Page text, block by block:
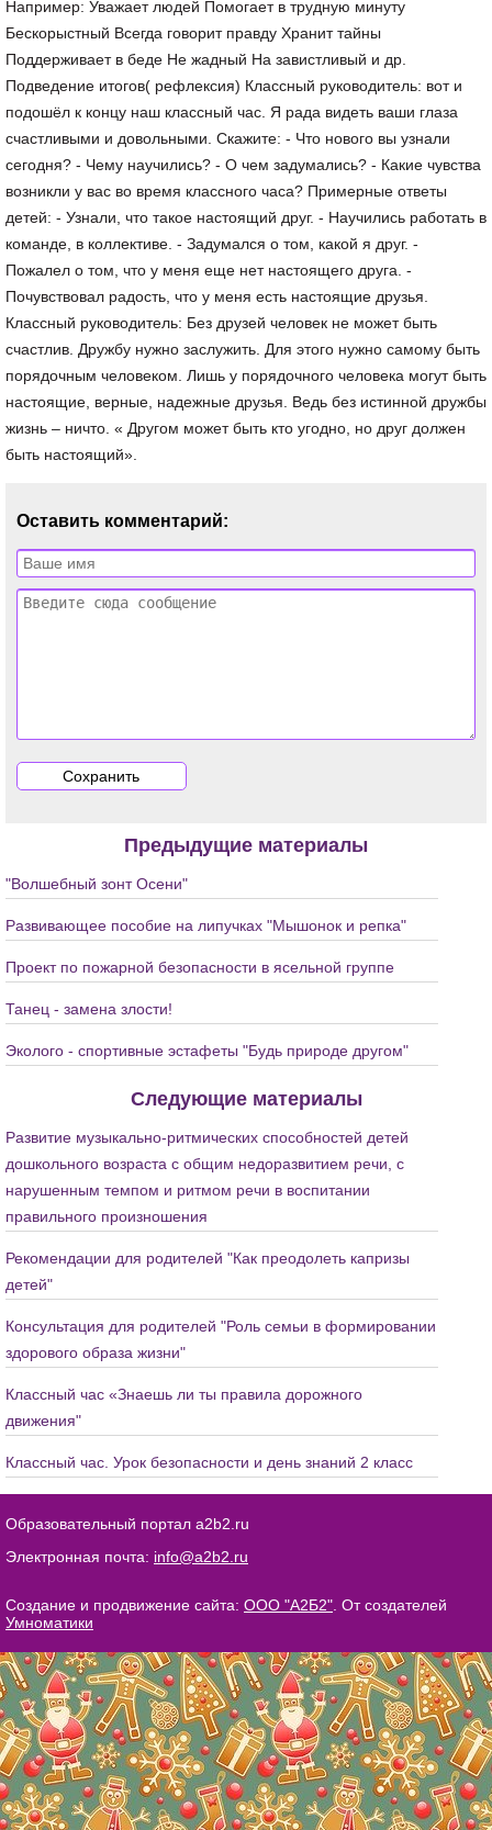
Оставить комментарий:
Предыдущие материалы
"Волшебный зонт Осени"
Развивающее пособие на липучках "Мышонок и репка"
Проект по пожарной безопасности в ясельной группе
Танец - замена злости!
Эколого - спортивные эстафеты "Будь природе другом"
Следующие материалы
Развитие музыкально-ритмических способностей детей
дошкольного возраста с общим недоразвитием речи, с
нарушенным темпом и ритмом речи в воспитании
правильного произношения
Рекомендации для родителей "Как преодолеть капризы
детей"
Консультация для родителей "Роль семьи в формировании
здорового образа жизни"
Классный час «Знаешь ли ты правила дорожного
движения"
Классный час. Урок безопасности и день знаний 2 класс
Образовательный портал a2b2.ru
Электронная почта: info@a2b2.ru
Создание и продвижение сайта: ООО "А2Б2" . От создателей
Умноматики